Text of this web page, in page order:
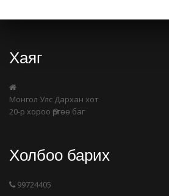
Хаяг
Монгол Улс Дархан хот
20-р хороо Өргөө баг
Холбоо барих
99724405